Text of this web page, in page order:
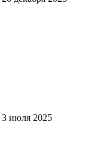
3 июля 2025